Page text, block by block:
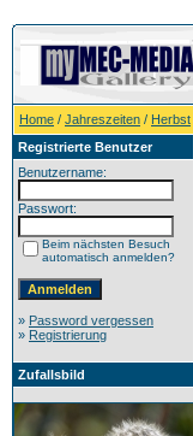
Home / Jahreszeiten / Herbst
Registrierte Benutzer
Benutzername:
Passwort:
Beim nächsten Besuch
automatisch anmelden?
» Password vergessen
» Registrierung
Zufallsbild